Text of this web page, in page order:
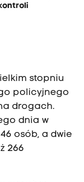
stopniu
policyjnego
drogach.
dnia w
osób, a dwie
266